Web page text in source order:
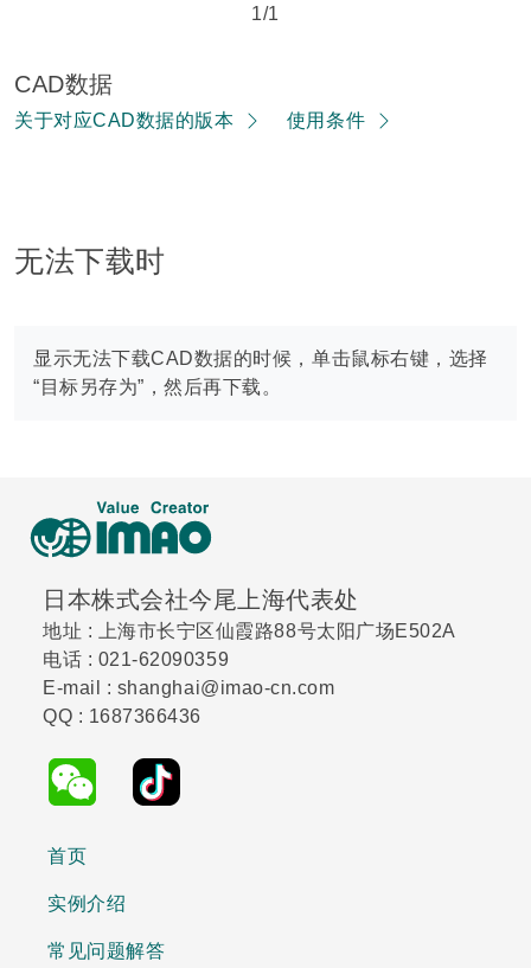
1/1
CAD数据
关于对应CAD数据的版本 使用条件
无法下载时
显示无法下载CAD数据的时候，单击鼠标右键，选择
“目标另存为”，然后再下载。
日本株式会社今尾上海代表处
地址 : 上海市长宁区仙霞路88号太阳广场E502A
电话 : 021-62090359
E-mail : shanghai@imao-cn.com
QQ : 1687366436
首页
实例介绍
常见问题解答